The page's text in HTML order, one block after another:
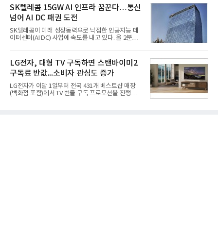
분야를
라는 플랫폼 경쟁력을 활용한 AI 에이전트 서비스에
집중하는 전략이다. 과거 무리한 사업 확장 과정에서
겪었던 시행착오를 되풀이하지 않고 핵심 역량에 집
중하겠다는 취지로 풀이된다.7일 업계에 따르면 카카
오는 올해 2분기 연결 기준 매출 2조985억원, 영업이
익 2770억원을 기록했다. 전년 동기 대비 매출과 영업
은 4884억
SK텔레콤 15GW AI 인프라 꿈꾼다…통신
넘어 AI DC 패권 도전
SK텔레콤이 미래 성장동력으로 낙점한 인공지능 데
이터센터(AI DC) 사업에 속도를 내고 있다. 올 2분기
는 2035년까지 총 15GW(기가와트) 규모의 AI DC를
구축하겠다는 대형 청사진을 제시하면서다. 이에 따
라 경쟁 구도 역시 이동통신사인 KT, LG유플러스를
넘어 네이버, 삼성SDS 등 IT 인프라 기업으로 확장되
고 있다.7일 SK텔레콤에 따르면 회사는 올해 2분기
연결 기준 매출 4조 3591억원, 영업이익 5660억원을
기록했다. 매출은 전년 동기 대비 0.5%, 영업이익은
LG전자, 대형 TV 구독하면 스탠바이미2
구독료 반값...소비자 관심도 증가
LG전자가 이달 1일부터 전국 431개 베스트샵 매장
(백화점 포함)에서 TV 번들 구독 프로모션을 진행하고